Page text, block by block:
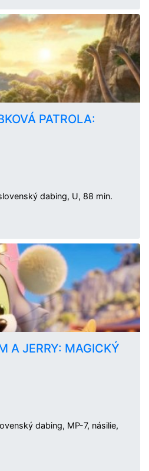
PATROLA:
dabing, U, 88 min.
A JERRY: MAGICKÝ
dabing, MP-7, násilie,